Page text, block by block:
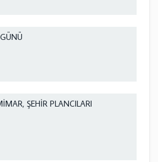
ŞEHİR PLANCILARI